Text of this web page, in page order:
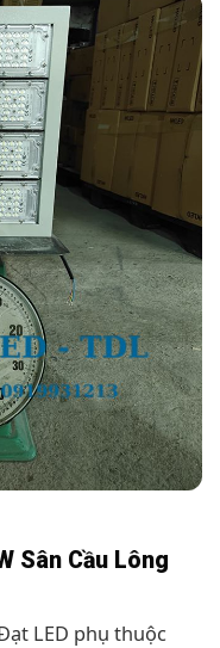
Sân Cầu Lông
LED phụ thuộc